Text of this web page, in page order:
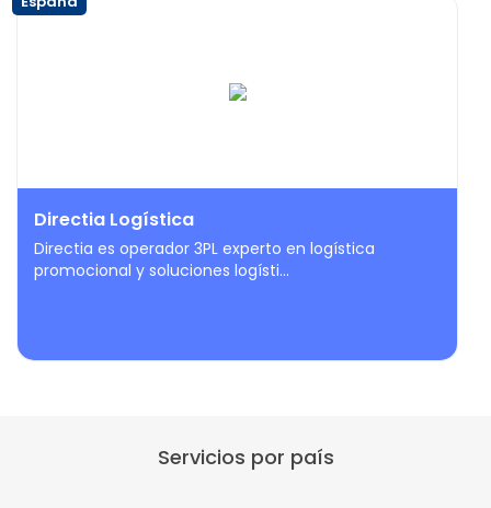
Directia Logística
Directia es operador 3PL experto en logística
promocional y soluciones logísti...
Servicios por país